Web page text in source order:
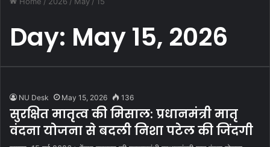
Day: May 15, 2026
NU Desk May 15, 2026 136
सुरक्षित मातृत्व की मिसाल: प्रधानमंत्री मातृ
वंदना योजना से बदली निशा पटेल की जिंदगी